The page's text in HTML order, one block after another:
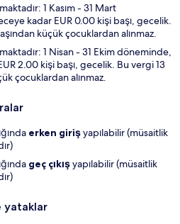
1 Kasım - 31 Mart
kadar EUR 0.00 kişi başı, gecelik.
küçük çocuklardan alınmaz.
1 Nisan - 31 Ekim döneminde,
2.00 kişi başı, gecelik. Bu vergi 13
çocuklardan alınmaz.
erken girişyapılabilir (müsaitlik
geç çıkışyapılabilir (müsaitlik
yataklar